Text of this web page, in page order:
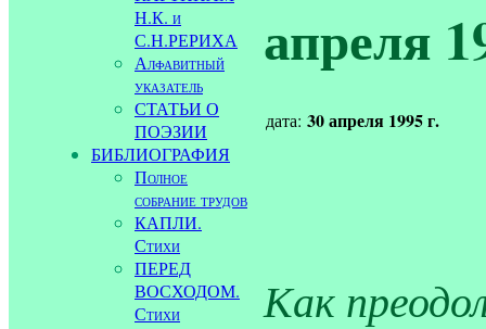
Н.К. и
С.Н.РЕРИХА
Алфавитный
указатель
СТАТЬИ О
ПОЭЗИИ
БИБЛИОГРАФИЯ
Полное
собрание трудов
КАПЛИ.
Стихи
ПЕРЕД
ВОСХОДОМ.
Стихи
апреля
дата: 30 апреля 1995 г.
Как